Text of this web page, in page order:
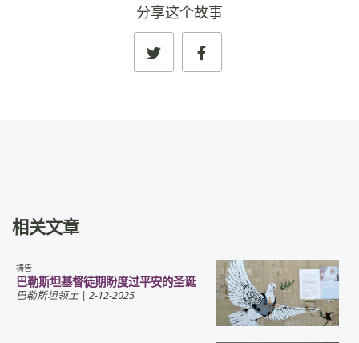
分享这个故事
相关文章
祷告
巴勒斯坦基督徒期盼度过平安的圣诞
巴勒斯坦领土 | 2-12-2025